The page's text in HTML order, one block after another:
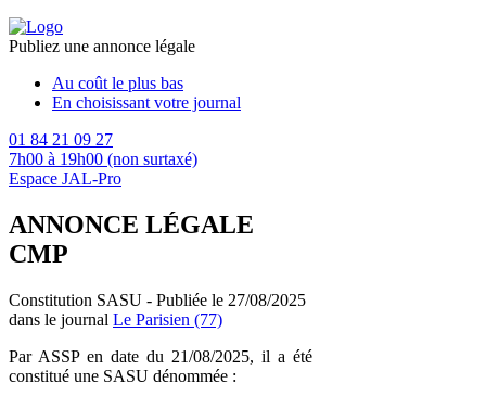
Publiez une annonce légale
Au coût le plus bas
En choisissant votre journal
01 84 21 09 27
7h00 à 19h00 (non surtaxé)
Espace JAL-Pro
ANNONCE LÉGALE
CMP
Constitution SASU - Publiée le 27/08/2025
dans le journal Le Parisien (77)
Par ASSP en date du 21/08/2025, il a été
constitué une SASU dénommée :